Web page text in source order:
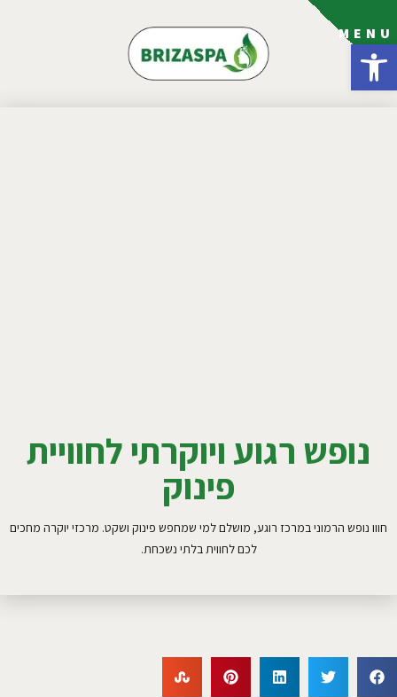
פתח סרגל נגישות
MENU
נופש רגוע ויוקרתי לחוויית
פינוק
חווו נופש הרמוני במרכז רוגע, מושלם למי שמחפש פינוק ושקט. מרכזי יוקרה מחכים
לכם לחווית בלתי נשכחת.